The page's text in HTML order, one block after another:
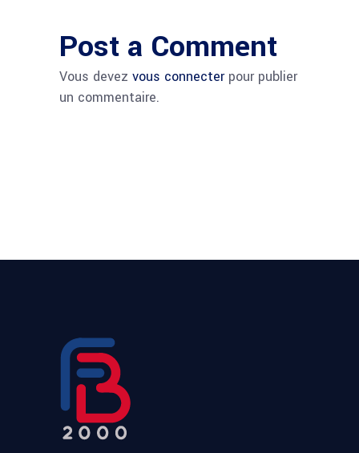
Post a Comment
Vous devez vous connecterpour publier
un commentaire.